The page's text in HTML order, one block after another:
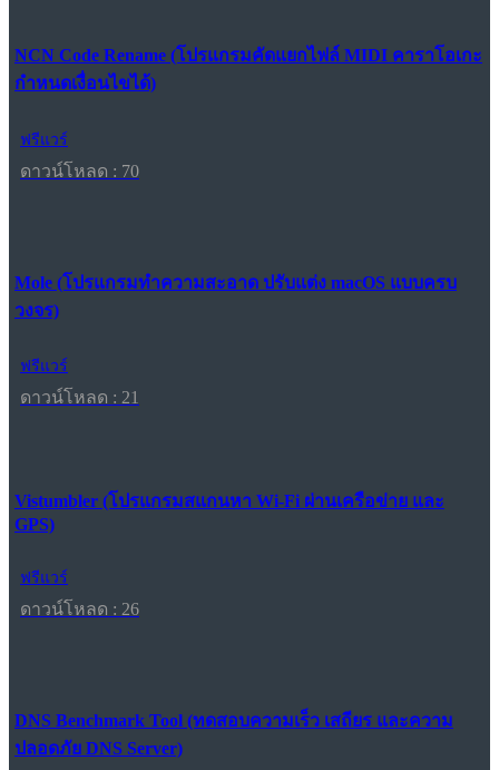
NCN Code Rename (โปรแกรมคัดแยกไฟล์ MIDI คาราโอเกะ
กำหนดเงื่อนไขได้)
ฟรีแวร์
ดาวน์โหลด : 70
Mole (โปรแกรมทำความสะอาด ปรับแต่ง macOS แบบครบ
วงจร)
ฟรีแวร์
ดาวน์โหลด : 21
Vistumbler (โปรแกรมสแกนหา Wi-Fi ผ่านเครือข่าย และ
GPS)
ฟรีแวร์
ดาวน์โหลด : 26
DNS Benchmark Tool (ทดสอบความเร็ว เสถียร และความ
ปลอดภัย DNS Server)